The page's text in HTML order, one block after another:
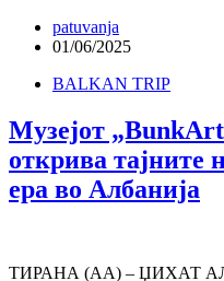
patuvanja
01/06/2025
BALKAN TRIP
Музејот
открива тајните
ера во Албанија
ТИРАНА (АА) – ЏИХАТ